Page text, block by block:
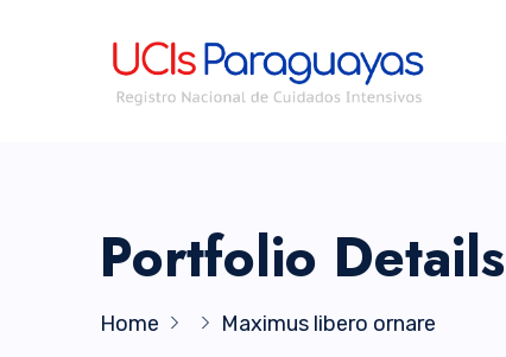
Portfolio Details
Home Maximus libero ornare